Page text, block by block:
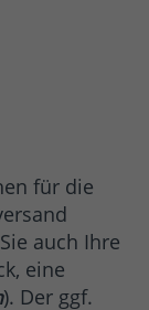
für die
auch Ihre
eine
). Der ggf.